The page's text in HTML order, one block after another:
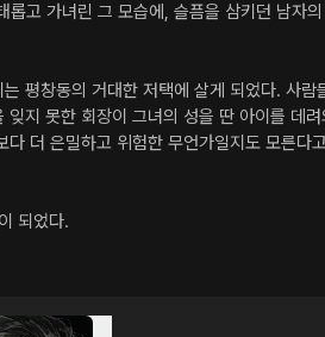
롭고 가녀린 그 모습에, 슬픔을 삼키던 남자
평창동의 거대한 저택에 살게 되었다. 사람
잊지 못한 회장이 그녀의 성을 딴 아이를 데
다 더 은밀하고 위험한 무언가일지도 모른다
되었다.